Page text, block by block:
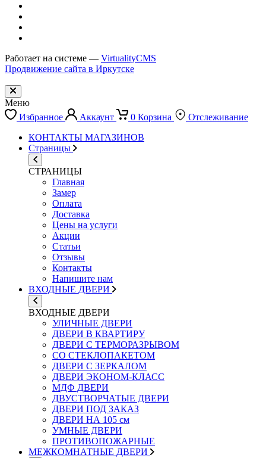
Работает на системе — VirtualityCMS
Продвижение сайта в Иркутске
Меню
Избранное
Аккаунт 0 Корзина
Отслеживание
КОНТАКТЫ МАГАЗИНОВ
Страницы
СТРАНИЦЫ
Главная
Замер
Оплата
Доставка
Цены на услуги
Акции
Статьи
Отзывы
Контакты
Напишите нам
ВХОДНЫЕ ДВЕРИ
ВХОДНЫЕ ДВЕРИ
УЛИЧНЫЕ ДВЕРИ
ДВЕРИ В КВАРТИРУ
ДВЕРИ С ТЕРМОРАЗРЫВОМ
СО СТЕКЛОПАКЕТОМ
ДВЕРИ С ЗЕРКАЛОМ
ДВЕРИ ЭКОНОМ-КЛАСС
МДФ ДВЕРИ
ДВУСТВОРЧАТЫЕ ДВЕРИ
ДВЕРИ ПОД ЗАКАЗ
ДВЕРИ НА 105 см
УМНЫЕ ДВЕРИ
ПРОТИВОПОЖАРНЫЕ
МЕЖКОМНАТНЫЕ ДВЕРИ